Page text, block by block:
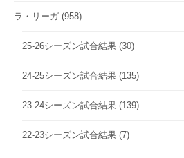
ラ・リーガ (958)
25-26シーズン試合結果 (30)
24-25シーズン試合結果 (135)
23-24シーズン試合結果 (139)
22-23シーズン試合結果 (7)